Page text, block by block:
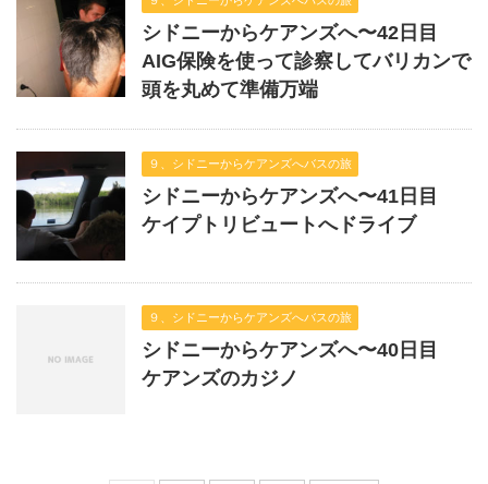
シドニーからケアンズへ〜42日目
AIG保険を使って診察してバリカンで
頭を丸めて準備万端
９、シドニーからケアンズへバスの旅
シドニーからケアンズへ〜41日目
ケイプトリビュートへドライブ
９、シドニーからケアンズへバスの旅
シドニーからケアンズへ〜40日目
ケアンズのカジノ